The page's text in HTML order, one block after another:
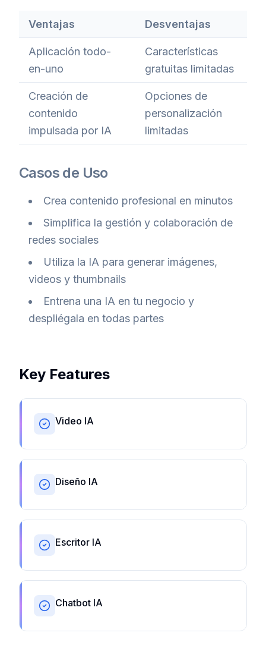
Ventajas Desventajas
Aplicación todo-
en-uno
Características
gratuitas limitadas
Creación de
contenido
impulsada por IA
Opciones de
personalización
limitadas
Casos de Uso
Crea contenido profesional en minutos
Simplifica la gestión y colaboración de
redes sociales
Utiliza la IA para generar imágenes,
videos y thumbnails
Entrena una IA en tu negocio y
despliégala en todas partes
Key Features
Video IA
Diseño IA
Escritor IA
Chatbot IA